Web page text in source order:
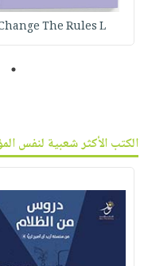
The Rules L
1
الكتب الأكثر شعبية لنفس